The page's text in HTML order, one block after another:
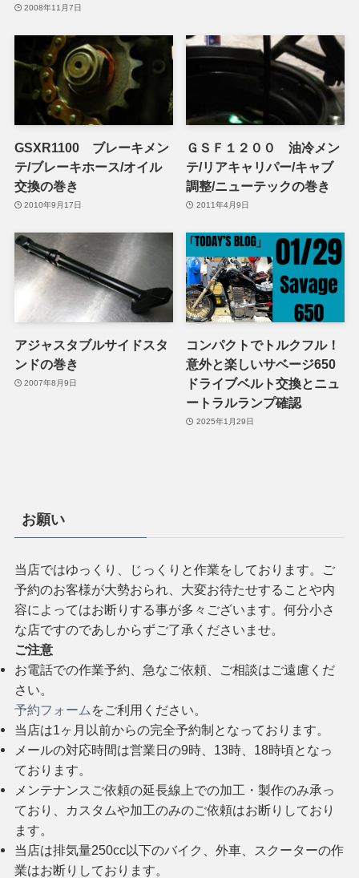
2008年11月7日
GSXR1100 ブレーキメン
テ/ブレーキホース/オイル
交換の巻き
2010年9月17日
ＧＳＦ１２００ 油冷メン
テ/リアキャリパー/キャブ
調整/ニューテックの巻き
2011年4月9日
アジャスタブルサイドスタ
ンドの巻き
2007年8月9日
コンパクトでトルクフル！
意外と楽しいサベージ650
ドライブベルト交換とニュ
ートラルランプ確認
2025年1月29日
お願い
当店ではゆっくり、じっくりと作業をしております。ご
予約のお客様が大勢おられ、大変お待たせすることや内
容によってはお断りする事が多々ございます。何分小さ
な店ですのであしからずご了承くださいませ。
ご注意
お電話での作業予約、急なご依頼、ご相談はご遠慮くだ
さい。
予約フォーム をご利用ください。
当店は1ヶ月以前からの完全予約制となっております。
メールの対応時間は営業日の9時、13時、18時頃となっ
ております。
メンテナンスご依頼の延長線上での加工・製作のみ承っ
ており、カスタムや加工のみのご依頼はお断りしており
ます。
当店は排気量250cc以下のバイク、外車、スクーターの作
業はお断りしております。